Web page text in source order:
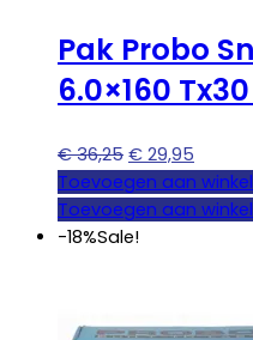
Pak Probo
6.0×160
€36,25 Oorspronkelijke
prijs
was:
€ 36,25.
€ 29,95
prijs
is:
Toevoegen aan
Toevoegen aan
-18%Sale!